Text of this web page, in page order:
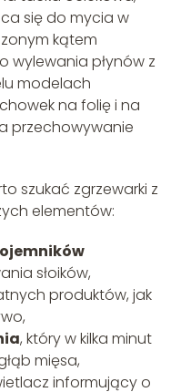
się do mycia w
kątem
wylewania płynów z
modelach
na folię i na
przechowywanie
szukać zgrzewarki z
elementów:
słoików,
produktów, jak
, który w kilka minut
mięsa,
informujący o